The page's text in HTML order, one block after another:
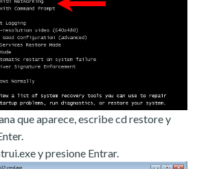
que aparece, escribe cd restore y
y presione Entrar.